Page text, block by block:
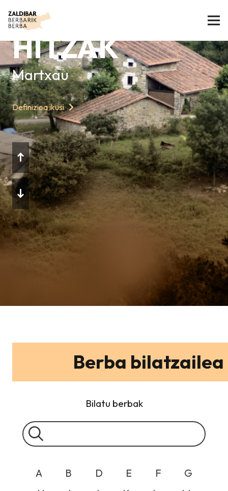
GAURKO
HITZAK
Martxau
Definizioa ikusi
Berba bilatzailea
Bilatu berbak
A B D E F
G